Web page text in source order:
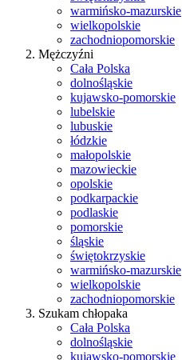
warmińsko-mazurskie
wielkopolskie
zachodniopomorskie
Mężczyźni
Cała Polska
dolnośląskie
kujawsko-pomorskie
lubelskie
lubuskie
łódzkie
małopolskie
mazowieckie
opolskie
podkarpackie
podlaskie
pomorskie
śląskie
świętokrzyskie
warmińsko-mazurskie
wielkopolskie
zachodniopomorskie
Szukam chłopaka
Cała Polska
dolnośląskie
kujawsko-pomorskie